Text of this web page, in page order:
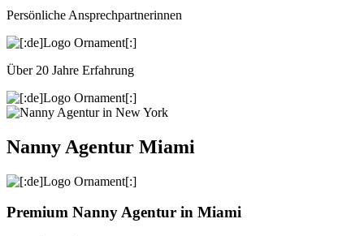
Persönliche Ansprechpartnerinnen
Über 20 Jahre Erfahrung
Nanny Agentur Miami
Premium Nanny Agentur in Miami